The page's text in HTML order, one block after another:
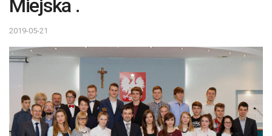
Miejska .
2019-05-21